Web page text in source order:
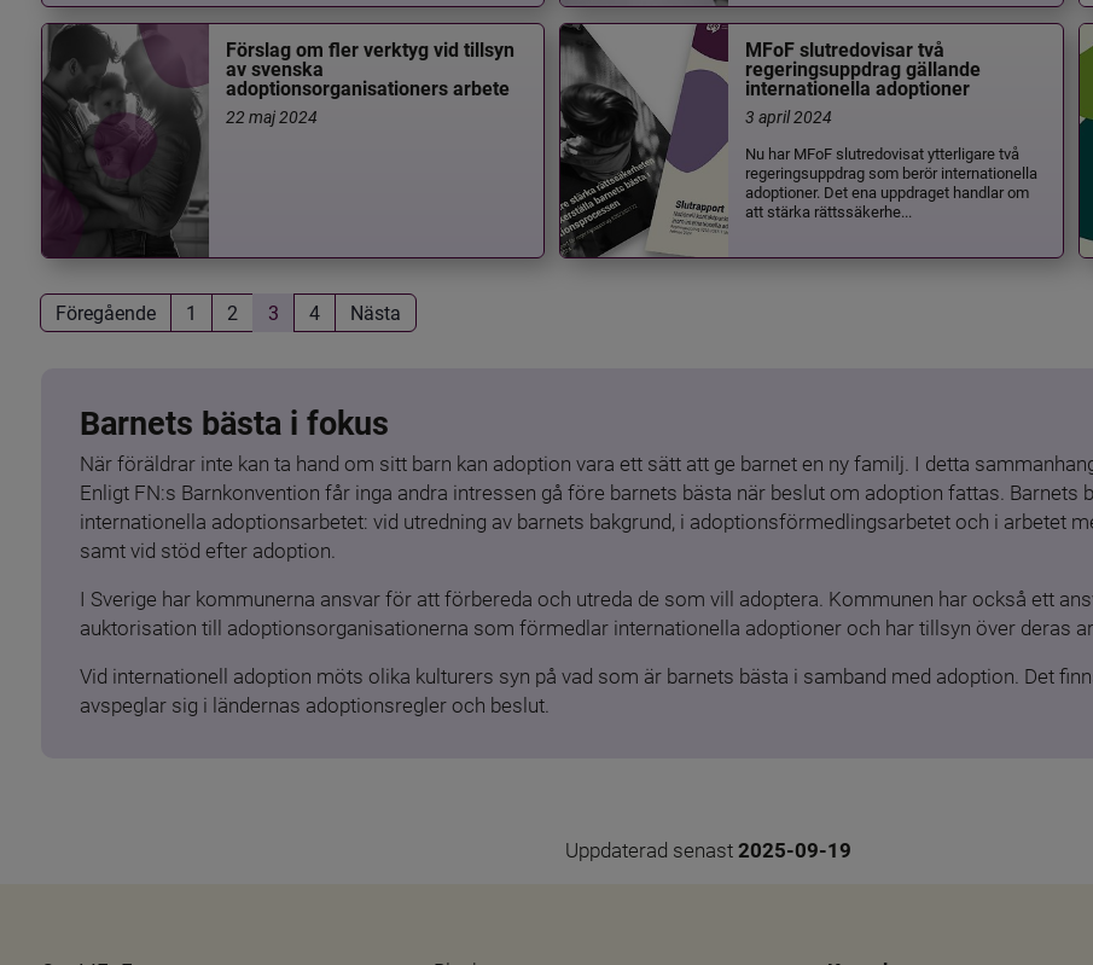
Förslag om fler verktyg vid tillsyn
av svenska
adoptionsorganisationers arbete
22 maj 2024
MFoF slutredovisar två
regeringsuppdrag gällande
internationella adoptioner
3 april 2024
Nu har MFoF slutredovisat ytterligare två
regeringsuppdrag som berör internationella
adoptioner. Det ena uppdraget handlar om
att stärka rättssäkerhe...
Föregående 1 2 3 4 Nästa
Barnets bästa i fokus
När föräldrar inte kan ta hand om sitt barn kan adoption vara ett sätt att ge barnet en ny familj. I detta
Enligt FN:s Barnkonvention får inga andra intressen gå före barnets bästa när beslut om adoption fattas. Barnets
internationella adoptionsarbetet: vid utredning av barnets bakgrund, i adoptionsförmedlingsarbetet och i arbetet
samt vid stöd efter adoption.
I Sverige har kommunerna ansvar för att förbereda och utreda de som vill adoptera. Kommunen har också ett
auktorisation till adoptionsorganisationerna som förmedlar internationella adoptioner och har tillsyn över deras
Vid internationell adoption möts olika kulturers syn på vad som är barnets bästa i samband med adoption. Det
avspeglar sig i ländernas adoptionsregler och beslut.
Uppdaterad senast 2025-09-19